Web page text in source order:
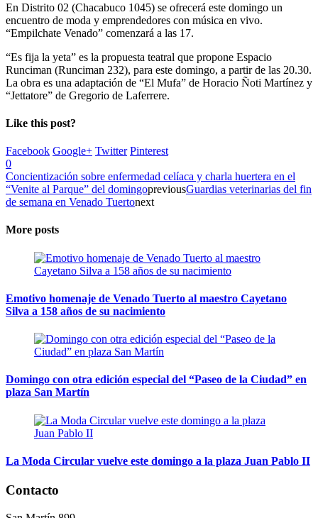
En Distrito 02 (Chacabuco 1045) se ofrecerá este domingo un
encuentro de moda y emprendedores con música en vivo.
“Empilchate Venado” comenzará a las 17.
“Es fija la yeta” es la propuesta teatral que propone Espacio
Runciman (Runciman 232), para este domingo, a partir de las 20.30.
La obra es una adaptación de “El Mufa” de Horacio Ñoti Martínez y
“Jettatore” de Gregorio de Laferrere.
Like this post?
Facebook Google+ Twitter Pinterest
0
Concientización sobre enfermedad celíaca y charla huertera en el
“Venite al Parque” del domingopreviousGuardias veterinarias del fin
de semana en Venado Tuertonext
More posts
Emotivo homenaje de Venado Tuerto al maestro Cayetano
Silva a 158 años de su nacimiento
Domingo con otra edición especial del “Paseo de la Ciudad” en
plaza San Martín
La Moda Circular vuelve este domingo a la plaza Juan Pablo II
Contacto